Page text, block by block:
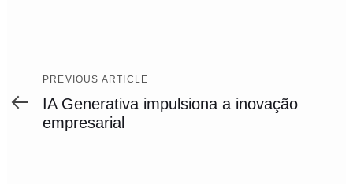
Previous
Article
PREVIOUS ARTICLE
IA Generativa impulsiona a inovação
empresarial